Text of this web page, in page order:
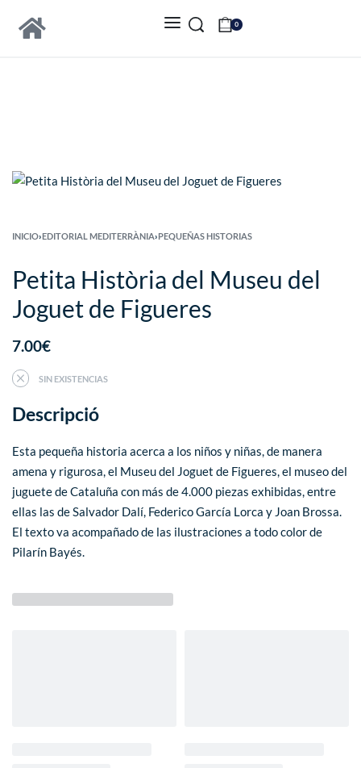
0
INICIO›EDITORIAL MEDITERRÀNIA›PEQUEÑAS HISTORIAS
Petita Història del Museu del
Joguet de Figueres
7.00€
SIN EXISTENCIAS
Descripció
Esta pequeña historia acerca a los niños y niñas, de manera
amena y rigurosa, el Museu del Joguet de Figueres, el museo del
juguete de Cataluña con más de 4.000 piezas exhibidas, entre
ellas las de Salvador Dalí, Federico García Lorca y Joan Brossa.
El texto va acompañado de las ilustraciones a todo color de
Pilarín Bayés.